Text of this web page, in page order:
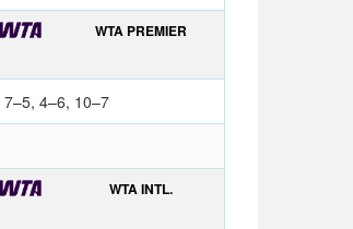
WTA PREMIER
7–5, 4–6, 10–7
WTA INTL.